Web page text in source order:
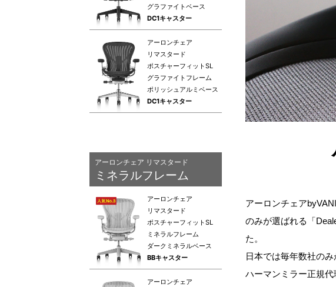
グラファイトベース
DC1キャスター
アーロンチェア
リマスタード
ポスチャーフィットSL
グラファイトフレーム
ポリッシュアルミベース
DC1キャスター
アーロンチェア リマスタード
ミネラルフレーム
アーロンチェア
リマスタード
ポスチャーフィットSL
ミネラルフレーム
ダークミネラルベース
BBキャスター
アーロンチェア
アーロンチェア
のみが選ばれる「
た。
日本では毎年数社の
ハーマンミラー正規